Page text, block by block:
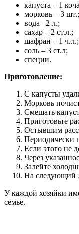
капуста – 1
морковь – 3 шт.;
вода –2 л.;
сахар – 2 ст.л.;
шафран – 1 ч.л.;
соль – 3 ст.л;
специи.
Приготовление:
С капусты
Морковь
Смешать
Приготовьте
Остывшим
Периодически
Если этого не
Через
Залейте
На следующий
У каждой хозяйки
семье.